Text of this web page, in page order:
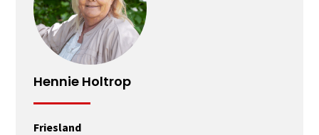
Hennie Holtrop
Friesland